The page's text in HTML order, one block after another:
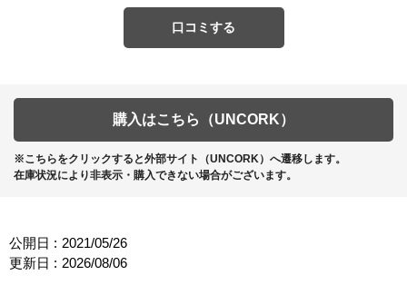
口コミする
購入はこちら（UNCORK）
※こちらをクリックすると外部サイト（UNCORK）へ遷移します。
在庫状況により非表示・購入できない場合がございます。
公開日 : 2021/05/26
更新日 : 2026/08/06